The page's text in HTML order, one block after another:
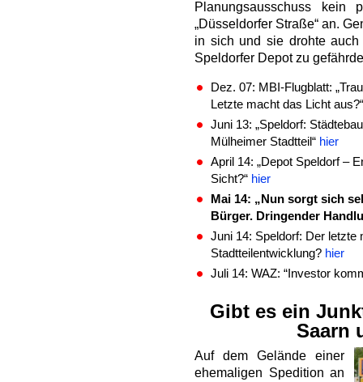
Planungsausschuss kein
„Düsseldorfer Straße“ an.
in sich und sie drohte
Speldorfer Depot zu
Dez. 07: MBI-Flugblatt:
Letzte macht das Licht
Juni 13: „Speldorf:
Mülheimer Stadtteil“ hier
April 14: „Depot Speldorf –
Sicht?“ hier
Mai 14: „Nun sorgt sich
Bürger. Dringender
Juni 14: Speldorf: Der letzte
Stadtteilentwicklung? hier
Juli 14: WAZ: “Investor
Gibt es ein
Saarn
Auf dem Gelände einer
ehemaligen Spedition an